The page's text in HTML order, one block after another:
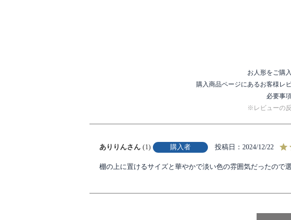
お人形をご購
購入商品ページにあるお客様レ
必要事
※レビューの
ありりん 1 購入者 投稿日 2024/12/22
棚の上に置けるサイズと華やかで淡い色の雰囲気だったので